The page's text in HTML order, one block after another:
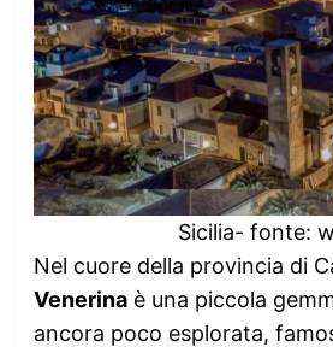
Sicilia- fonte:
Nel cuore della provincia di
Venerinaè una piccola
ancora poco esplorata,